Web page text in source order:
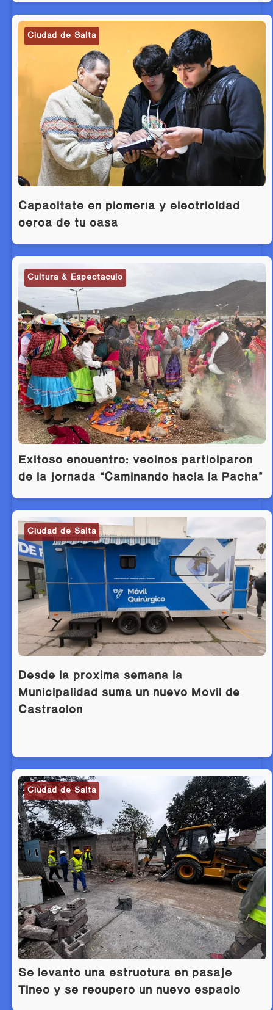
Ciudad de Salta
Capacitate en plomería y electricidad
cerca de tu casa
Cultura & Espectáculo
Exitoso encuentro: vecinos participaron
de la jornada “Caminando hacia la Pacha”
Ciudad de Salta
Desde la próxima semana la
Municipalidad suma un nuevo Móvil de
Castración
Ciudad de Salta
Se levantó una estructura en pasaje
Tineo y se recuperó un nuevo espacio